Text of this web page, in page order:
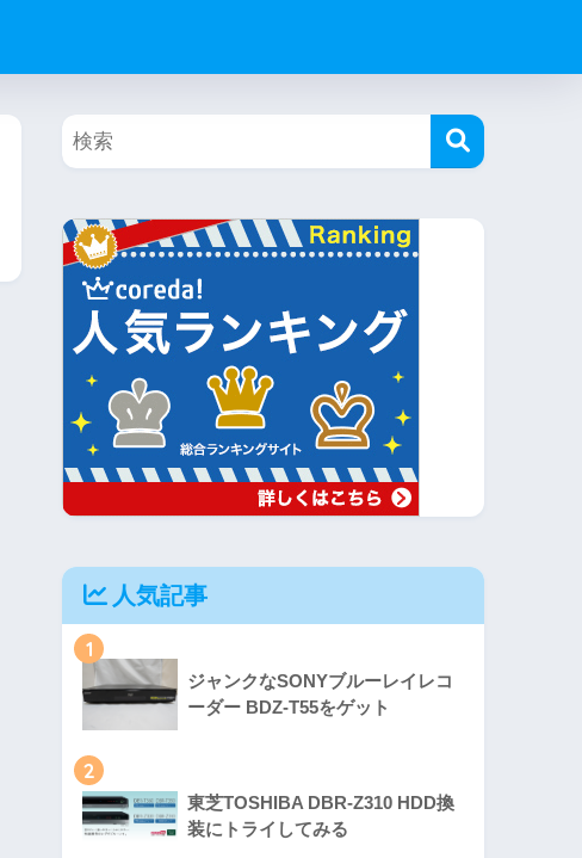
人気記事
1
ジャンクなSONYブルーレイレコ
ーダー BDZ-T55をゲット
2
東芝TOSHIBA DBR-Z310 HDD換
装にトライしてみる